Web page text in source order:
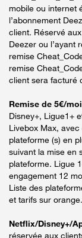
mobile ou internet
l’abonnement
client. Réservé
Deezer ou l’ayant
remise
remise
client sera facturé
Remise de 5€/
Disney+, Ligue1+
Livebox Max,
plateforme (s) en
suivant la mise en
plateforme. Ligue
engagement 12
Liste des
et tarifs sur
Netflix/Disney+/
réservée aux